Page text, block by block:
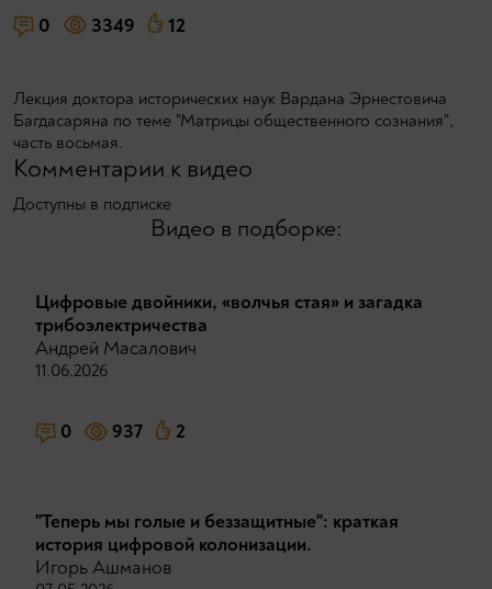
0 3349 12
Лекция доктора исторических наук Вардана Эрнестовича
Багдасаряна по теме "Матрицы общественного сознания",
часть восьмая.
Комментарии к видео
Доступны в подписке
Видео в подборке:
Цифровые двойники, «волчья стая» и загадка
трибоэлектричества
Андрей Масалович
11.06.2026
0 937 2
"Теперь мы голые и беззащитные": краткая
история цифровой колонизации.
Игорь Ашманов